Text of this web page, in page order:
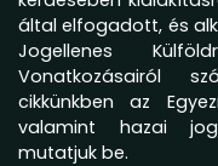
által elfogadott, és
Jogellenes
Vonatkozásairól
cikkünkben az
valamint hazai
mutatjuk be.